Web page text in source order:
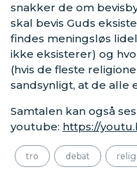
snakker de om
skal bevis Guds
findes meningsløs
ikke eksisterer) og
(hvis de fleste
sandsynligt, at de alle
Samtalen kan også
youtube: https://
tro debat